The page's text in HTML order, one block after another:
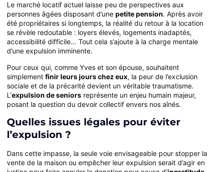
Le marché locatif actuel laisse peu de perspectives aux
personnes âgées disposant d’une petite pension. Après avoir
été propriétaires si longtemps, la réalité du retour à la location
se révèle redoutable : loyers élevés, logements inadaptés,
accessibilité difficile… Tout cela s’ajoute à la charge mentale
d’une expulsion imminente.
Pour ceux qui, comme Yves et son épouse, souhaitent
simplement finir leurs jours chez eux, la peur de l’exclusion
sociale et de la précarité devient un véritable traumatisme.
L’expulsion de seniors représente un enjeu humain majeur,
posant la question du devoir collectif envers nos aînés.
Quelles issues légales pour éviter
l’expulsion ?
Dans cette impasse, la seule voie envisageable pour stopper la
vente de la maison ou empêcher leur expulsion serait d’agir en